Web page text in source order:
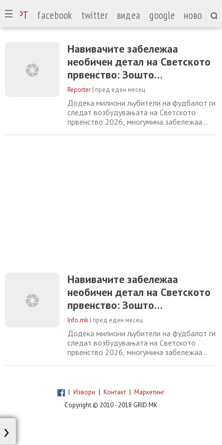
СПОРТ facebook twitter видеа google ново
Навивачите забележаа
необичен детал на Светското
првенство: Зошто
фудбалерите сечат дупки на
задниот дел од копачките?
Reporter | пред еден месец
Додека милиони љубители на фудбалот ги
следат возбудувањата на Светското
првенство 2026, многумина забележаа
Навивачите забележаа
необичен детал на Светското
првенство: Зошто
фудбалерите сечат дупки на
задниот дел од копачките?
Info.mk | пред еден месец
Додека милиони љубители на фудбалот ги
следат возбудувањата на Светското
првенство 2026, многумина забележаа
изгледа нелогично некој намерно да
причината нема никаква врска со модата.
| Извори | Контакт | Маркетинг
Copyright © 2010 - 2018 GRID.MK
›